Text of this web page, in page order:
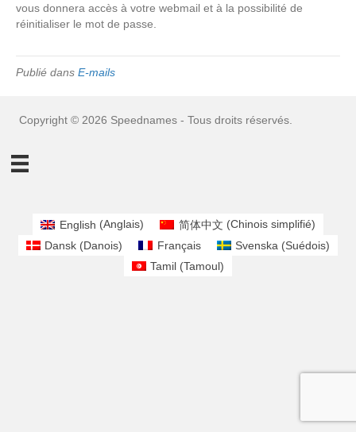
vous donnera accès à votre webmail et à la possibilité de
réinitialiser le mot de passe.
Publié dans E-mails
Copyright © 2026 Speednames - Tous droits réservés.
English (Anglais) 简体中文 (Chinois simplifié)
Dansk (Danois) Français Svenska (Suédois)
Tamil (Tamoul)